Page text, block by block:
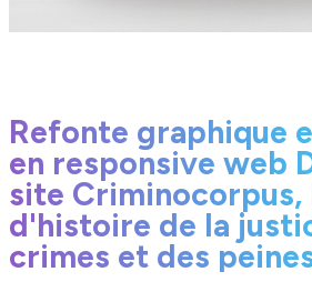
Refonte graphique
en responsive web
site Criminocorpus,
d'histoire de la
crimes et des